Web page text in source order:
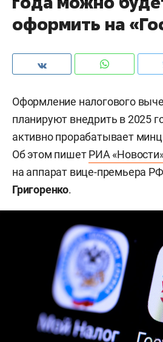
оформить на
Оформление налогового
планируют внедрить в 2025
активно прорабатывает
Об этом пишетРИА
на аппарат вице-премьера
Григоренко.